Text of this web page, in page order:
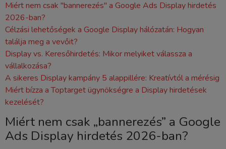
Miért nem csak "bannerezés" a Google Ads Display hirdetés
2026-ban?
Célzási lehetőségek a Google Display hálózatán: Hogyan
találja meg a vevőit?
Display vs. Keresőhirdetés: Mikor melyiket válassza a
vállalkozása?
A sikeres Display kampány 5 alappillére: Kreatívtól a mérésig
Miért bízza a Toptarget ügynökségre a Display hirdetések
kezelését?
Miért nem csak „bannerezés” a Google
Ads Display hirdetés 2026-ban?